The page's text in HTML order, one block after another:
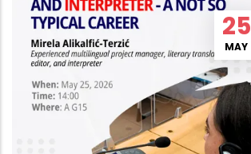
25
MAY